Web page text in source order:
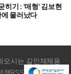
히기 : '매형' 김보현
물러났다
오시는 길인재채용
책RSS